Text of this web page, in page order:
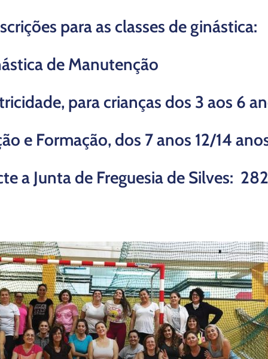
para as classes de ginástica:
de Manutenção
para crianças dos 3 aos 6
e Formação, dos 7 anos 12/14
a Junta de Freguesia de Silves: